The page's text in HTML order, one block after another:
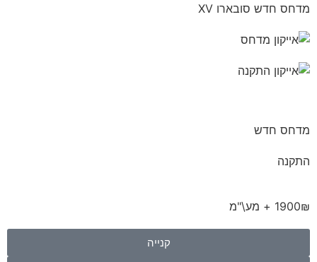
מדחס חדש סובארו XV
מדחס חדש
התקנה
1900₪ + מע\"מ
קנייה